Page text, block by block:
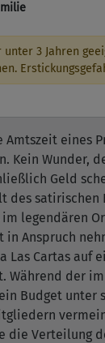
3 Jahren
eines
Kein Wunder,
Geld
des
im legendären
in Anspruch
Las Cartas auf
Während der
Budget unter
die Verteilung